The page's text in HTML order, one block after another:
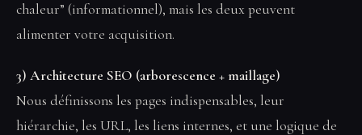
chaleur” (informationnel), mais les deux peuvent
alimenter votre acquisition.
3) Architecture SEO (arborescence + maillage)
Nous définissons les pages indispensables, leur
hiérarchie, les URL, les liens internes, et une logique de